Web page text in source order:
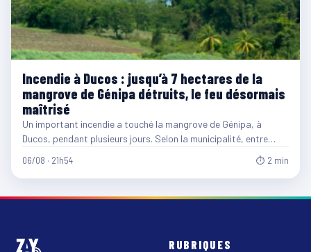
Incendie à Ducos : jusqu’à 7 hectares de la
mangrove de Génipa détruits, le feu désormais
maîtrisé
Un important incendie a touché la mangrove de Génipa, à
Ducos, pendant plusieurs jours. Selon la municipalité, entre…
06/08 · 21h54 ⏱ 2 min
RUBRIQUES